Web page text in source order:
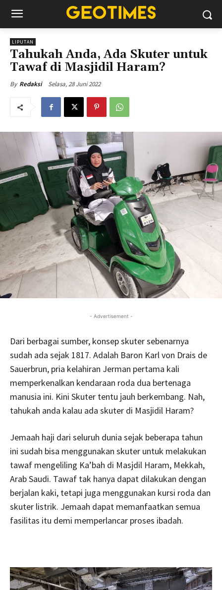
LIPUTAN
Tahukah Anda, Ada Skuter untuk
Tawaf di Masjidil Haram?
By Redaksi Selasa, 28 Juni 2022
- Advertisement -
Dari berbagai sumber, konsep skuter sebenarnya
sudah ada sejak 1817. Adalah Baron Karl von Drais de
Sauerbrun, pria kelahiran Jerman pertama kali
memperkenalkan kendaraan roda dua bertenaga
manusia ini. Kini Skuter tentu jauh berkembang. Nah,
tahukah anda kalau ada skuter di Masjidil Haram?
Jemaah haji dari seluruh dunia sejak beberapa tahun
ini sudah bisa menggunakan skuter untuk melakukan
tawaf mengeliling Ka’bah di Masjdil Haram, Mekkah,
Arab Saudi. Tawaf tak hanya dapat dilakukan dengan
berjalan kaki, tetapi juga menggunakan kursi roda dan
skuter listrik. Jemaah dapat memanfaatkan semua
fasilitas itu demi memperlancar proses ibadah.